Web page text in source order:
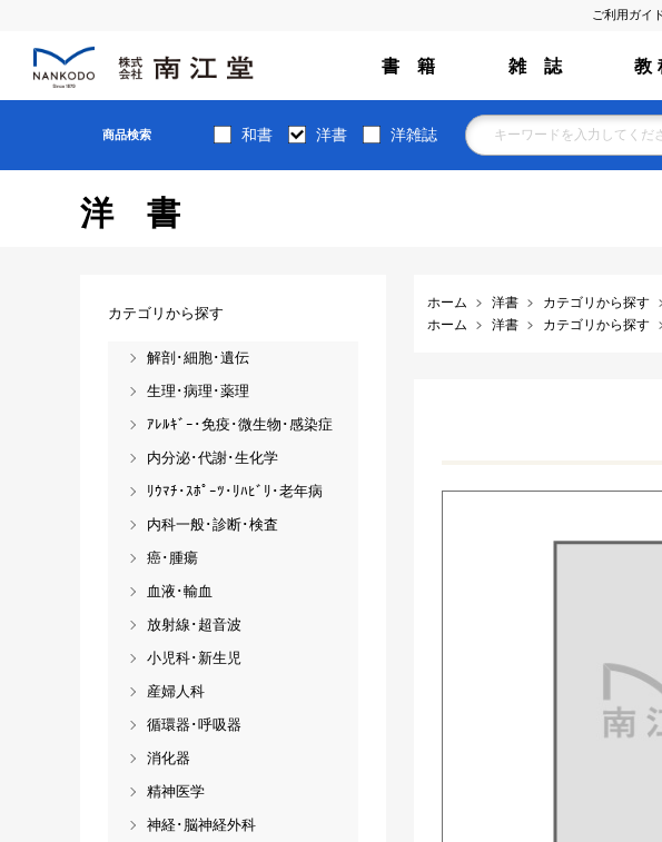
ご利用ガイ
書 籍 雑 誌 教
商品検索 和書 洋書 洋雑誌
洋書
ホーム 洋書 カテゴリから探す
ホーム
洋書 カテゴリから探す
カテゴリから探す
解剖･細胞･遺伝
生理･病理･薬理
ｱﾚﾙｷﾞｰ･免疫･微生物･感染症
内分泌･代謝･生化学
ﾘｳﾏﾁ･ｽﾎﾟｰﾂ･ﾘﾊﾋﾞﾘ･老年病
内科一般･診断･検査
癌･腫瘍
血液･輸血
放射線･超音波
小児科･新生児
産婦人科
循環器･呼吸器
消化器
精神医学
神経･脳神経外科